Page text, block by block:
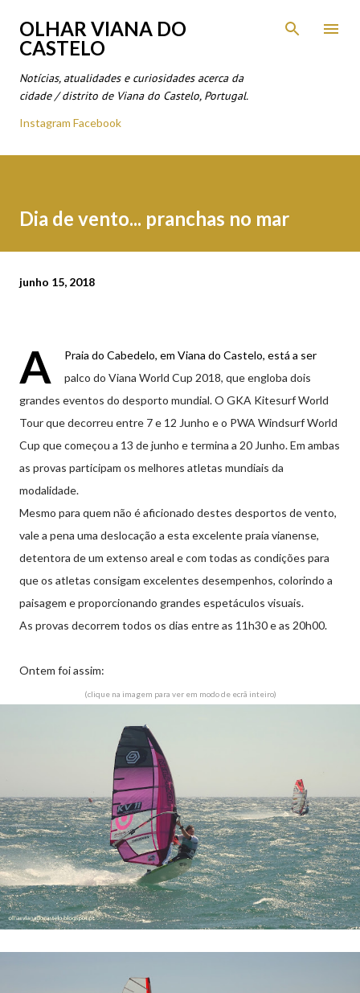
Avançar para o conteúdo principal
OLHAR VIANA DO
CASTELO
Notícias, atualidades e curiosidades acerca da
cidade / distrito de Viana do Castelo, Portugal.
Instagram Facebook
Dia de vento... pranchas no mar
junho 15, 2018
A
Praia do Cabedelo, em Viana do Castelo, está a ser
palco do Viana World Cup 2018, que engloba dois
grandes eventos do desporto mundial. O GKA Kitesurf World
Tour que decorreu entre 7 e 12 Junho e o PWA Windsurf World
Cup que começou a 13 de junho e termina a 20 Junho. Em ambas
as provas participam os melhores atletas mundiais da
modalidade.
Mesmo para quem não é aficionado destes desportos de vento,
vale a pena uma deslocação a esta excelente praia vianense,
detentora de um extenso areal e com todas as condições para
que os atletas consigam excelentes desempenhos, colorindo a
paisagem e proporcionando grandes espetáculos visuais.
As provas decorrem todos os dias entre as 11h30 e as 20h00.
Ontem foi assim:
(clique na imagem para ver em modo de ecrã inteiro)